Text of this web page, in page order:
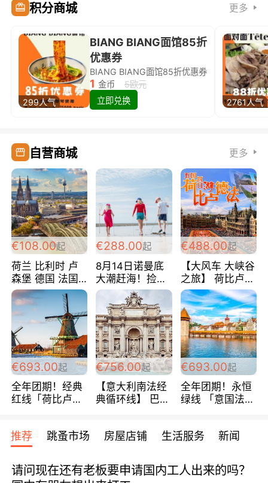
积分商城 更多
299人气
BIANG BIANG面馆85折
优惠券
BIANG BIANG面馆85折优惠券
1 金币
5欧元
立即兑换
2761人气
自营商城 更多
€108.00起
荷兰 比利时 卢
森堡 德国 法国
超爽玩遍西欧 循
环线 全程四星宾
馆 108欧/人/天
€288.00起
8月14日诺曼底
大潮赶海！捡海
鲜！轻轻松松海
边爽玩三日游
288欧/人
€488.00起
【大风车 大峡谷
之旅】 荷比卢德
法 巴黎上下 经
典五国四日游
488欧/人
€693.00起
全年团期！经典
红线「荷比卢德
天！巴黎上下！
包拼房~
€756.00起
【意大利南法经
典循环线】 巴黎
宾馆 108欧/天起
€693.00起
全年团期！永恒
绿线 「意国法
欧/天起 ~包拼房
推荐 跳蚤市场 房屋店铺 生活服务 新闻
请问现在还有老板要申请国内工人出来的吗？